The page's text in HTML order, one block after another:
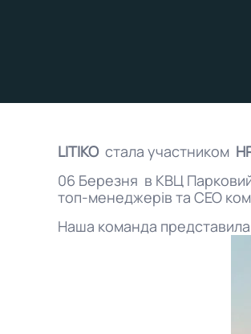
LITIKO стала участником
06 Березня в КВЦ Парковий
топ-менеджерів та СЕО
Наша команда представила